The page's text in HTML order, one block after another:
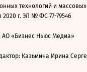
технологий и
2020 г. ЭЛ № ФС 77-79546
АО «Бизнес Ньюс Медиа»
Казьмина Ирина